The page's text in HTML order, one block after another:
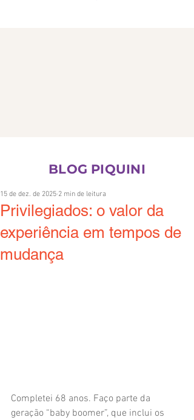
CONTATO
BLOG PIQUINI
Privilegiados: o valor da
experiência em tempos de
mudança
15 de dez. de 2025 2 min de leitura
Completei 68 anos. Faço parte da
geração “baby boomer”, que inclui os